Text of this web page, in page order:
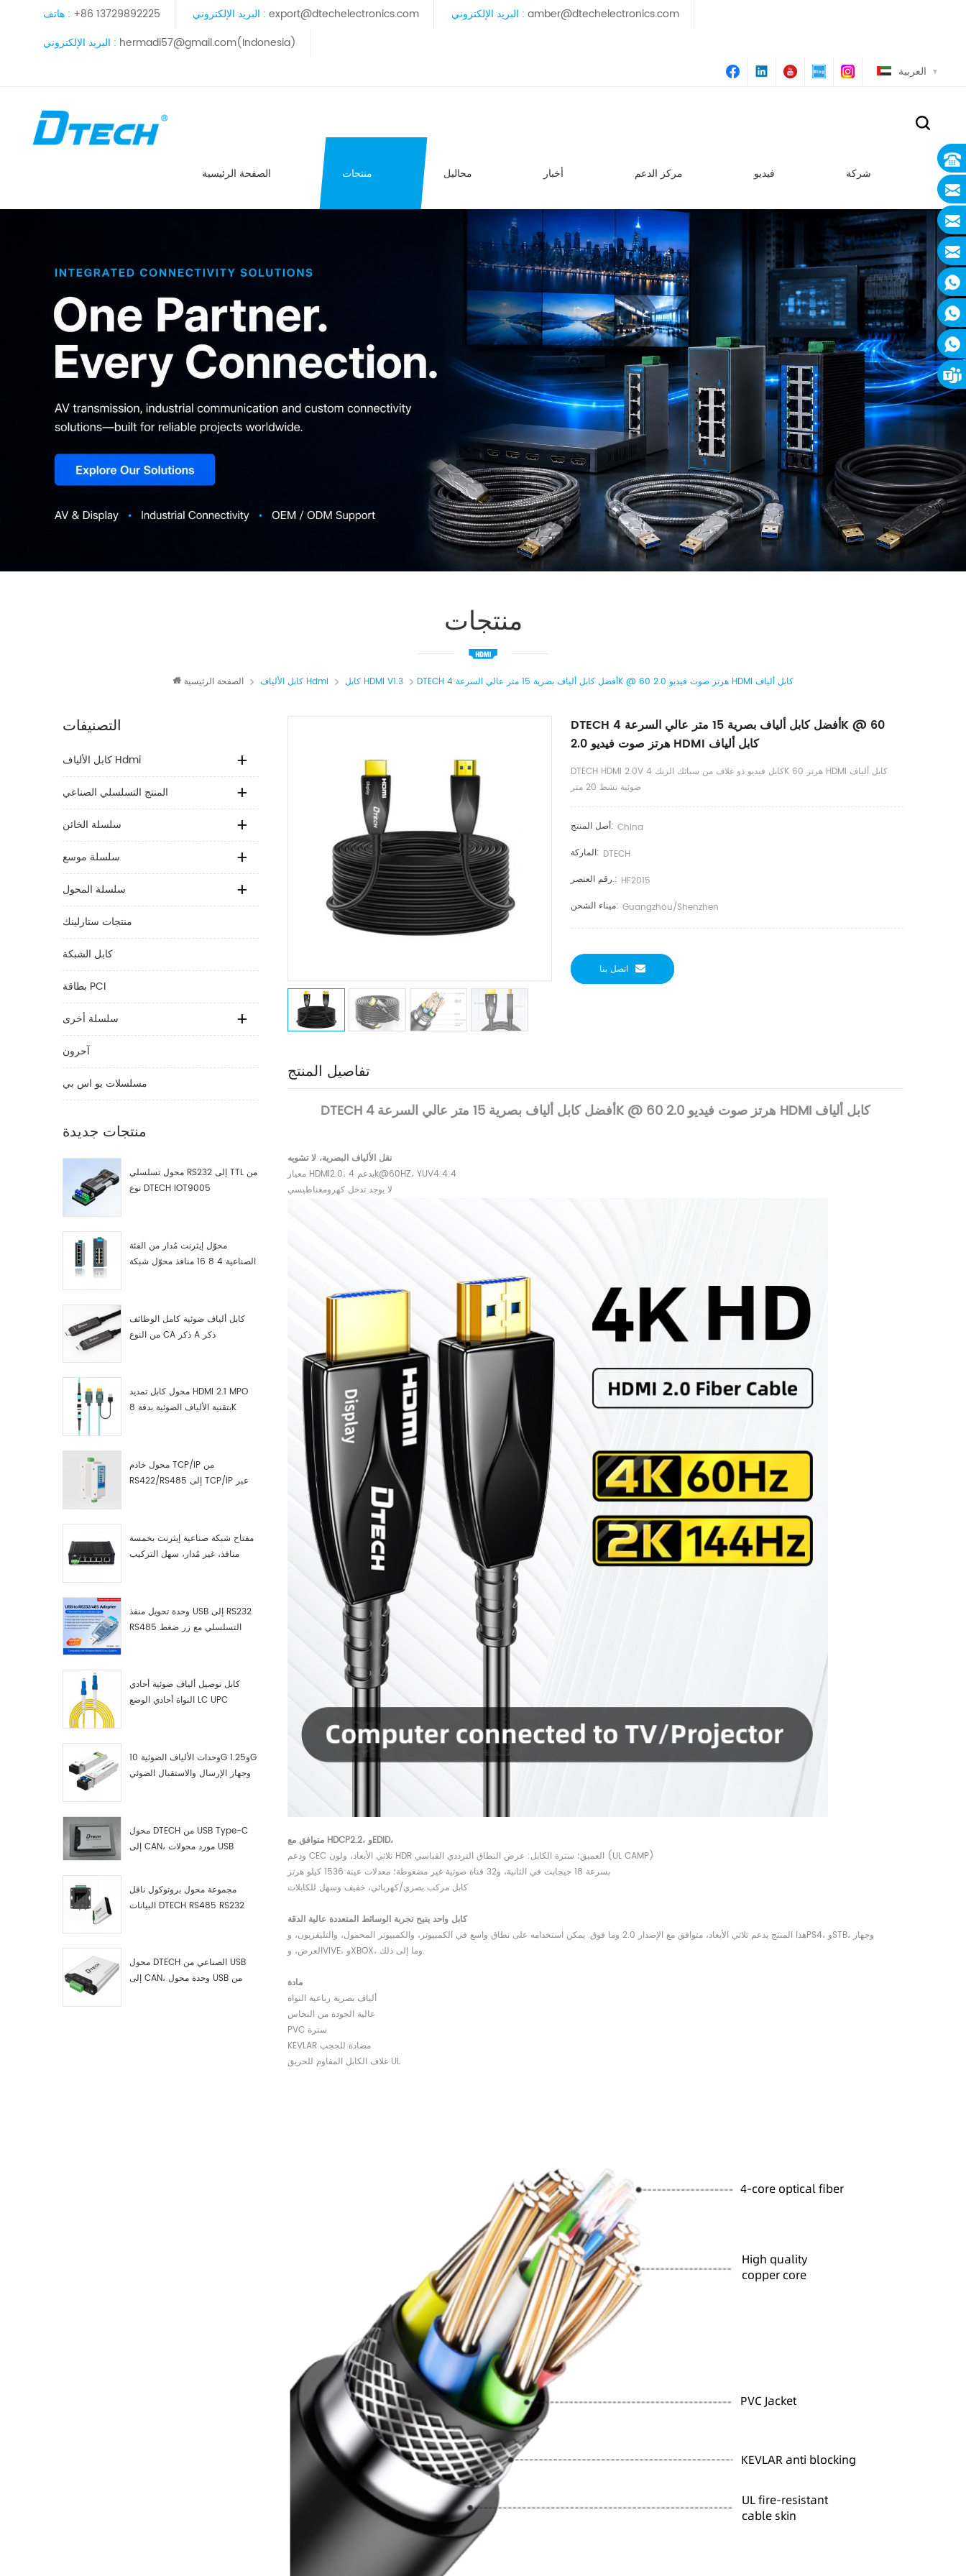
هاتف : +86 13729892225 البريد الإلكتروني : export@dtechelectronics.com البريد الإلكتروني : amber@dtechelectronics.com
البريد الإلكتروني : hermadi57@gmail.com(Indonesia)
العربية
الصفحة الرئيسية منتجات محاليل أخبار مركز الدعم فيديو شركة
منتجات
الصفحة الرئيسية كابل الألياف Hdmi كابل HDMI V1.3 DTECH أفضل كابل ألياف بصرية 15 متر عالي السرعة 4K @ 60 هرتز صوت فيديو 2.0 HDMI كابل ألياف
التصنيفات
كابل الألياف Hdmi
المنتج التسلسلي الصناعي
سلسلة الخائن
سلسلة موسع
سلسلة المحول
منتجات ستارلينك
كابل الشبكة
بطاقة PCI
سلسلة أخرى
آحرون
مسلسلات يو اس بي
منتجات جديدة
محول تسلسلي RS232 إلى TTL من
نوع DTECH IOT9005
محوّل إيثرنت مُدار من الفئة
الصناعية 4 8 16 منافذ محوّل شبكة
كابل ألياف ضوئية كامل الوظائف
من النوع CA ذكر A ذكر
محول كابل تمديد HDMI 2.1 MPO
بتقنية الألياف الضوئية بدقة 8K
محول خادم TCP/IP من
RS422/RS485 إلى TCP/IP عبر
مفتاح شبكة صناعية إيثرنت بخمسة
منافذ، غير مُدار، سهل التركيب
وحدة تحويل منفذ USB إلى RS232
RS485 التسلسلي مع زر ضغط
كابل توصيل ألياف ضوئية أحادي
النواة أحادي الوضع LC UPC
وحدات الألياف الضوئية 10G و1.25G
وجهاز الإرسال والاستقبال الضوئي
محول DTECH من USB Type-C
إلى CAN، مورد محولات USB
مجموعة محول بروتوكول ناقل
البيانات DTECH RS485 RS232
محول DTECH الصناعي من USB
إلى CAN، وحدة محول USB من
DTECH أفضل كابل ألياف بصرية 15 متر عالي السرعة 4K @ 60
هرتز صوت فيديو 2.0 HDMI كابل ألياف
DTECH HDMI 2.0V كابل فيديو ذو غلاف من سبائك الزنك 4K 60 هرتز HDMI كابل ألياف
ضوئية نشط 20 متر
أصل المنتج: China
الماركة: DTECH
رقم العنصر.: HF2015
ميناء الشحن: Guangzhou/Shenzhen
اتصل بنا
تفاصيل المنتج
DTECH أفضل كابل ألياف بصرية 15 متر عالي السرعة 4K @ 60 هرتز صوت فيديو 2.0 HDMI كابل ألياف
نقل الألياف البصرية، لا تشويه
معيار HDMI2.0، يدعم 4k@60HZ، YUV4:4:4
لا يوجد تدخل كهرومغناطيسي
متوافق مع HDCP2.2، وEDID،
ودعم CEC ثلاثي الأبعاد، ولون HDR العميق؛ سترة الكابل: عرض النطاق الترددي القياسي (UL CAMP)
بسرعة 18 جيجابت في الثانية، و32 قناة صوتية غير مضغوطة؛ معدلات عينة 1536 كيلو هرتز
كابل مركب بصري/كهربائي، خفيف وسهل للكابلات
كابل واحد يتيح تجربة الوسائط المتعددة عالية الدقة
هذا المنتج يدعم ثلاثي الأبعاد، متوافق مع الإصدار 2.0 وما فوق. يمكن استخدامه على نطاق واسع في الكمبيوتر، والكمبيوتر المحمول، والتليفزيون، وPS4، وSTB، وجهاز
العرض، وVIVE، وXBOX، وما إلى ذلك.
مادة
ألياف بصرية رباعية النواة
عالية الجودة من النحاس
PVC سترة
KEVLAR مضادة للحجب
غلاف الكابل المقاوم للحريق UL